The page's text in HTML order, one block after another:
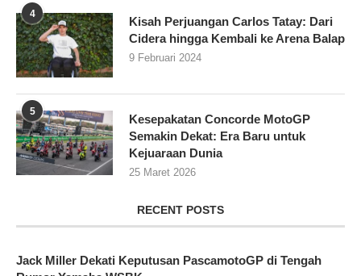
4
Kisah Perjuangan Carlos Tatay: Dari
Cidera hingga Kembali ke Arena Balap
9 Februari 2024
5
Kesepakatan Concorde MotoGP
Semakin Dekat: Era Baru untuk
Kejuaraan Dunia
25 Maret 2026
RECENT POSTS
Jack Miller Dekati Keputusan PascamotoGP di Tengah